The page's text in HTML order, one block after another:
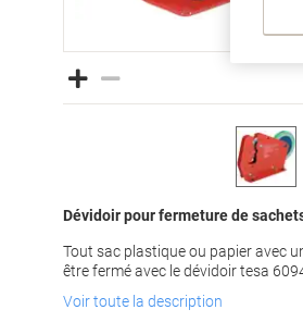
Dévidoir pour fermeture de
Tout sac plastique ou papier avec
être fermé avec le dévidoir tesa
Voir toute la description